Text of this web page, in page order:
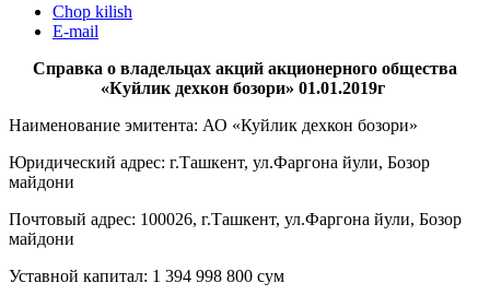
Chop kilish
E-mail
Справка о владельцах акций акционерного общества
«Куйлик дехкон бозори» 01.01.2019г
Наименование эмитента: АО «Куйлик дехкон бозори»
Юридический адрес: г.Ташкент, ул.Фаргона йули, Бозор
майдони
Почтовый адрес: 100026, г.Ташкент, ул.Фаргона йули, Бозор
майдони
Уставной капитал: 1 394 998 800 сум